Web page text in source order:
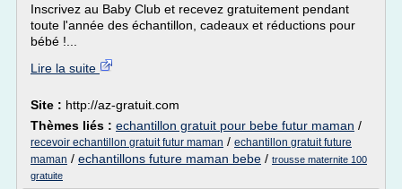
Inscrivez au Baby Club et recevez gratuitement pendant
toute l'année des échantillon, cadeaux et réductions pour
bébé !...
Lire la suite
Site : http://az-gratuit.com
Thèmes liés : echantillon gratuit pour bebe futur maman /
recevoir echantillon gratuit futur maman / echantillon gratuit future
maman / echantillons future maman bebe / trousse maternite 100
gratuite